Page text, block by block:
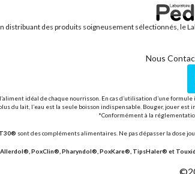
distribuant des produits soigneusement sélectionnés, le
Nous
idéal de chaque nourrisson. En cas d’utilisation d’une
du lait, l’eau est la seule boisson indispensable. Bouger, jouer
*Conformément à la
sont des compléments alimentaires. Ne pas dépasser la dose
Allerdol®, PoxClin®, Pharyndol®, PoxKare®, TipsHaler® et